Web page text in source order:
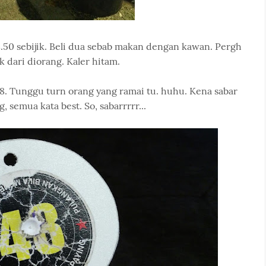
sebijik. Beli dua sebab makan dengan kawan. Pergh
dari diorang. Kaler hitam.
Tunggu turn orang yang ramai tu. huhu. Kena sabar
kata best. So, sabarrrrr...